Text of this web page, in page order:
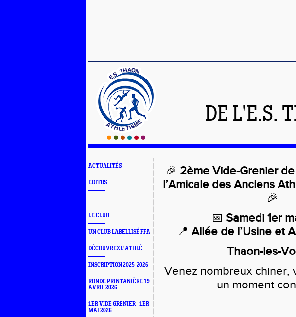
DE L'E.S.
ACTUALITÉS
EDITOS
- - - - - - - -
LE CLUB
UN CLUB LABELLISÉ FFA
DÉCOUVREZ L'ATHLÉ
INSCRIPTION 2025-2026
RONDE PRINTANIÈRE 19
AVRIL 2026
1ER VIDE GRENIER - 1ER
MAI 2026
🎉 2ème Vide-Grenier de
l’Amicale des Anciens
🎉
📅 Samedi 1er
📍 Allée de l’Usine et
Thaon-les-
Venez nombreux chiner,
un moment